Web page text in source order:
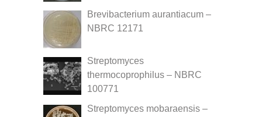
Brevibacterium aurantiacum –
NBRC 12171
Streptomyces
thermocoprophilus – NBRC
100771
Streptomyces mobaraensis –